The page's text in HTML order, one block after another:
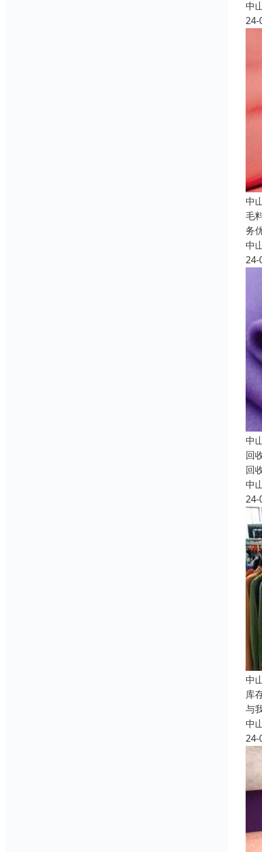
中
24-
中
毛
务
中
24-
中
回
回
中
24-
中
库
与
中
24-